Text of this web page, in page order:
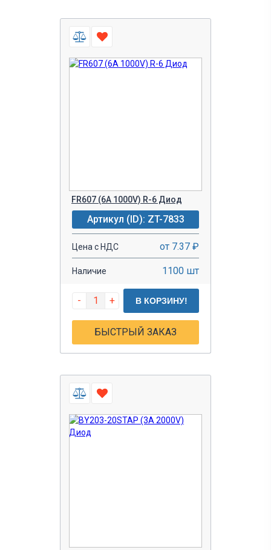
FR607 (6A 1000V) R-6 Диод
Артикул (ID): ZT-7833
Цена с НДС от 7.37 ₽
Наличие 1100 шт
- + В КОРЗИНУ!
БЫСТРЫЙ ЗАКАЗ